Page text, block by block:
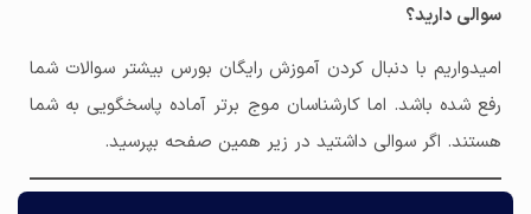
سوالی دارید؟
امیدواریم با دنبال کردن آموزش رایگان بورس بیشتر سوالات شما
رفع شده باشد. اما کارشناسان موج برتر آماده پاسخگویی به شما
هستند. اگر سوالی داشتید در زیر همین صفحه بپرسید.